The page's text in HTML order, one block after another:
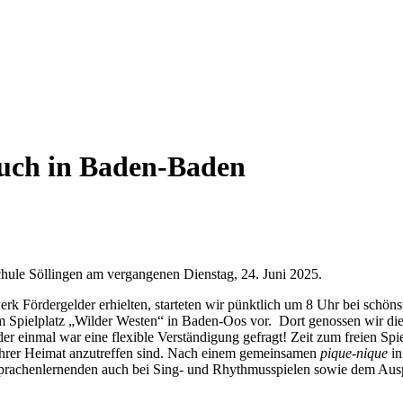
in Baden-Baden
Söllingen am vergangenen Dienstag, 24. Juni 2025.
Fördergelder erhielten, starteten wir pünktlich um 8 Uhr bei
Spielplatz „Wilder Westen“ in Baden-Oos vor. Dort genossen wir
einmal war eine flexible Verständigung gefragt! Zeit zum freien
Heimat anzutreffen sind. Nach einem gemeinsamen pique-nique
auch bei Sing- und Rhythmusspielen sowie dem